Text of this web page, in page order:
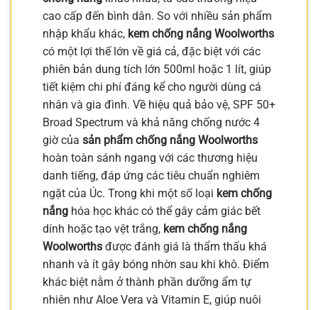
cao cấp đến bình dân. So với nhiều sản phẩm
nhập khẩu khác, kem chống nắng Woolworths
có một lợi thế lớn về giá cả, đặc biệt với các
phiên bản dung tích lớn 500ml hoặc 1 lít, giúp
tiết kiệm chi phí đáng kể cho người dùng cá
nhân và gia đình. Về hiệu quả bảo vệ, SPF 50+
Broad Spectrum và khả năng chống nước 4
giờ của sản phẩm chống nắng Woolworths
hoàn toàn sánh ngang với các thương hiệu
danh tiếng, đáp ứng các tiêu chuẩn nghiêm
ngặt của Úc. Trong khi một số loại kem chống
nắng hóa học khác có thể gây cảm giác bết
dính hoặc tạo vệt trắng, kem chống nắng
Woolworths được đánh giá là thẩm thấu khá
nhanh và ít gây bóng nhờn sau khi khô. Điểm
khác biệt nằm ở thành phần dưỡng ẩm tự
nhiên như Aloe Vera và Vitamin E, giúp nuôi